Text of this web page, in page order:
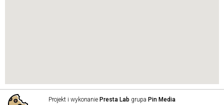
Projekt i wykonanie Presta Lab grupa Pin Media